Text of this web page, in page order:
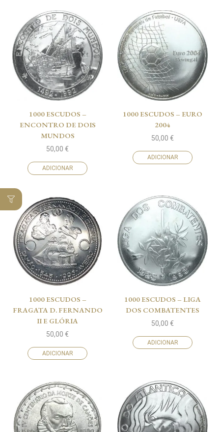
1000 ESCUDOS –
ENCONTRO DE DOIS
MUNDOS
50,00 €
ADICIONAR
1000 ESCUDOS – EURO
2004
50,00 €
ADICIONAR
1000 ESCUDOS –
FRAGATA D. FERNANDO
II E GLÓRIA
50,00 €
ADICIONAR
1000 ESCUDOS – LIGA
DOS COMBATENTES
50,00 €
ADICIONAR